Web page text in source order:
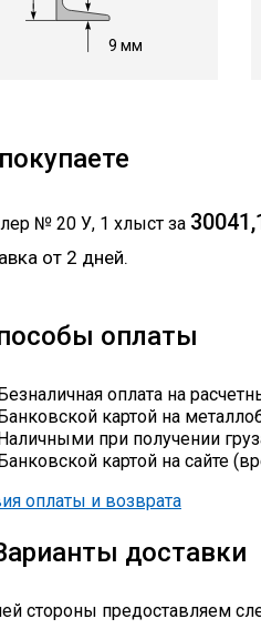
9 мм
№ 20 У, 1 хлыст за
от 2 дней.
оплаты
Безналичная оплата на
Банковской картой на
Наличными при получении
Банковской картой на сайте
оплаты и возврата
доставки
стороны предоставляем